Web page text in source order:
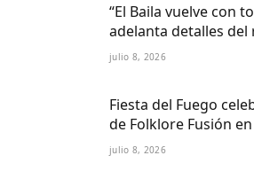
“El Baila vuelve con
adelanta detalles del
esperado de la
julio 8, 2026
Fiesta del Fuego
de Folklore Fusión
Centro Cultural del
julio 8, 2026